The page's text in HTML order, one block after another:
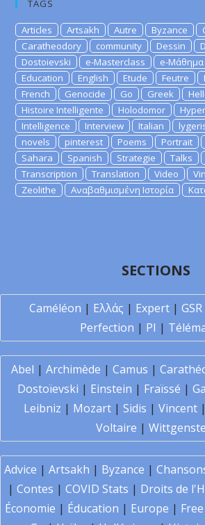
TAGS
Articles Artsakh Autre Byzance
Caratheodory
community Dessin
Dostoievski
e-Masterclass e-Μάθημα
Education
English Etude Feutre
French
Genocide Go Greek
Histoire Intelligente
Holodomor
Intelligence
Interview Italian
novels
pinterest Poems Portrait
Sahara
Spanish Strategie Talks
Transcription
Translation Video
Zeolithe
Αναβαθμισμένη Ιστορία
SECTIONS
Caméléon | Ελλάς | Expert| GSR
Perfection | PI |
Abel | Archimède | Camus |
Dostoïevski | Einstein | Fraïssé |
Leibniz | Mozart | Sidis | Vincent |
Voltaire |
Advice | Artsakh | Byzance |
| Contes | COVID Stats | Droits de
Économie | Éducation | Europe |